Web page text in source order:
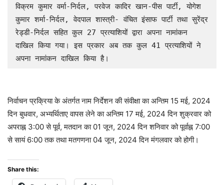
विक्रम कुमार वर्मा-निर्दल, परवेज कादिर खान-पीस पार्टी, योगेश
कुमार शर्मा-निर्दल, वेदपाल शास्त्री- वंचित इंसाफ पार्टी तथा सुरेंद्र
रेड्डी-निर्दल सहित कुल 27 प्रत्याशियों द्वारा अपना नामांकन
दाखिल किया गया। इस प्रकार अब तक कुल 41 प्रत्याशियों ने
अपना नामांकन दाखिल किया है।
निर्वाचन प्रक्रिया के अंतर्गत नाम निर्देशन की संवीक्षा का अन्तिम 15 मई, 2024
दिन बुधवार, अभ्यर्थिताए वापस लेने का अन्तिम 17 मई, 2024 दिन शुक्रवार को
अपराह्न 3:00 से पूर्व, मतदान का 01 जून, 2024 दिन शनिवार को पूर्वाह्न 7:00
से सायं 6:00 तक तथा मतगणना 04 जून, 2024 दिन मंगलवार को होगी।
Share this: